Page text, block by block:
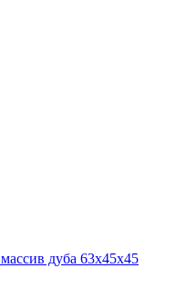
дуба 63х45х45